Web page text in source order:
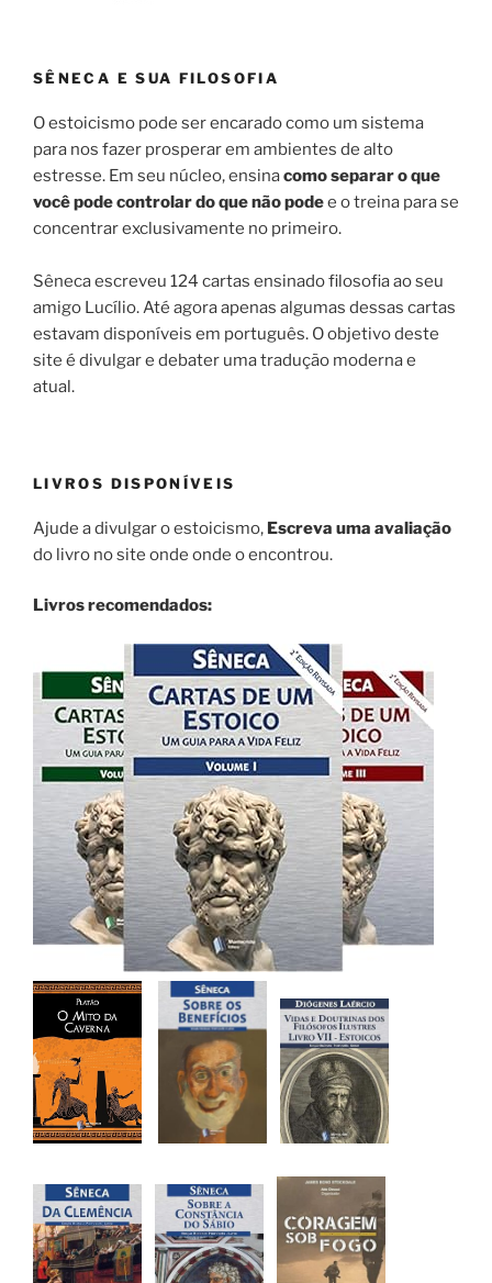
SÊNECA E SUA FILOSOFIA
O estoicismo pode ser encarado como um sistema
para nos fazer prosperar em ambientes de alto
estresse. Em seu núcleo, ensinacomo separar o que
você pode controlar do que não podee o treina para se
concentrar exclusivamente no primeiro.
Sêneca escreveu 124 cartas ensinado filosofia ao seu
amigo Lucílio. Até agora apenas algumas dessas cartas
estavam disponíveis em português. O objetivo deste
site é divulgar e debater uma tradução moderna e
atual.
LIVROS DISPONÍVEIS
Ajude a divulgar o estoicismo, Escreva uma avaliação
do livro no site onde onde o encontrou.
Livros recomendados: